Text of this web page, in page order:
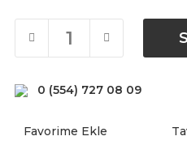
0 (554) 727 08 09